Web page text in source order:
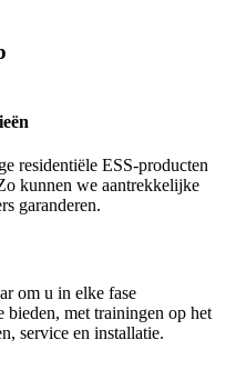
residentiële ESS-producten
kunnen we aantrekkelijke
garanderen.
om u in elke fase
bieden, met trainingen op het
service en installatie.